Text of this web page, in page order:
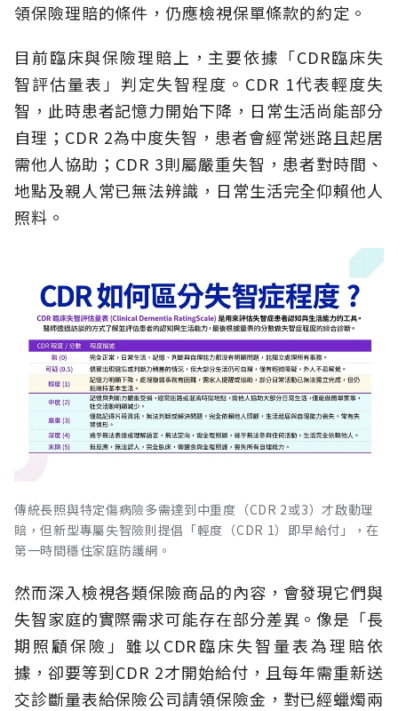
領保險理賠的條件，仍應檢視保單條款的約定。
目前臨床與保險理賠上，主要依據「CDR臨床失
智評估量表」判定失智程度。CDR 1代表輕度失
智，此時患者記憶力開始下降，日常生活尚能部分
自理；CDR 2為中度失智，患者會經常迷路且起居
需他人協助；CDR 3則屬嚴重失智，患者對時間、
地點及親人常已無法辨識，日常生活完全仰賴他人
照料。
傳統長照與特定傷病險多需達到中重度（CDR 2或3）才啟動理
賠，但新型專屬失智險則提倡「輕度（CDR 1）即早給付」，在
第一時間穩住家庭防護網。
然而深入檢視各類保險商品的內容，會發現它們與
失智家庭的實際需求可能存在部分差異。像是「長
期照顧保險」雖以CDR臨床失智量表為理賠依
據，卻要等到CDR 2才開始給付，且每年需重新送
交診斷量表給保險公司請領保險金，對已經蠟燭兩